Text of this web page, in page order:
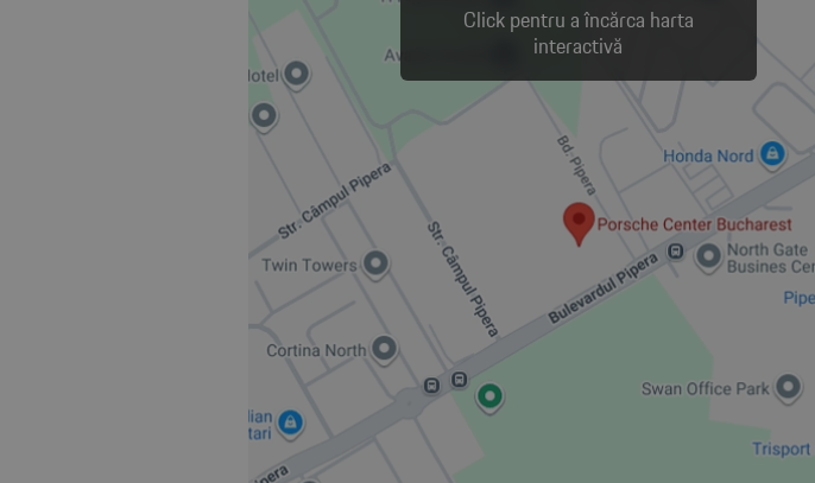
Click pentru a încărca harta
interactivă